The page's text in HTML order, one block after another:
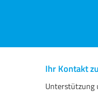
Ihr Kontakt
Unterstützung